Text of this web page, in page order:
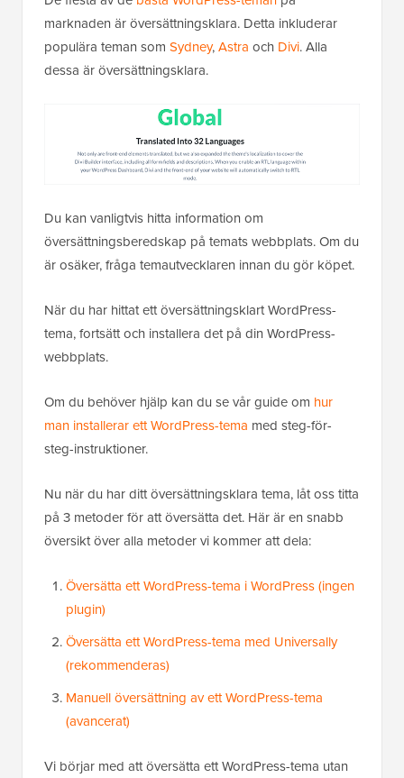
marknaden är översättningsklara. Detta inkluderar
populära teman som Sydney,Astra och Divi. Alla
dessa är översättningsklara.
Du kan vanligtvis hitta information om
översättningsberedskap på temats webbplats. Om du
är osäker, fråga temautvecklaren innan du gör köpet.
När du har hittat ett översättningsklart WordPress-
tema, fortsätt och installera det på din WordPress-
webbplats.
Om du behöver hjälp kan du se vår guide om hur
man installerar ett WordPress-tema med steg-för-
steg-instruktioner.
Nu när du har ditt översättningsklara tema, låt oss titta
på 3 metoder för att översätta det. Här är en snabb
översikt över alla metoder vi kommer att dela:
Översätta ett WordPress-tema i WordPress (ingen
plugin)
Översätta ett WordPress-tema med Universally
(rekommenderas)
Manuell översättning av ett WordPress-tema
(avancerat)
Vi börjar med att översätta ett WordPress-tema utan